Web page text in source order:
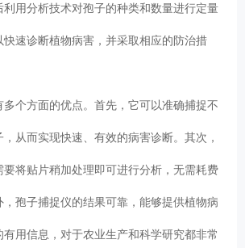
利用分析技术对孢子的种类和数量进行定量
速诊断植物病害，并采取相应的防治措
个方面的优点。首先，它可以准确捕捉不
从而实现快速、有效的病害诊断。其次，
将贴片稍加处理即可进行分析，无需耗费
，孢子捕捉仪的结果可靠，能够提供植物病
用信息，对于农业生产和科学研究都非常